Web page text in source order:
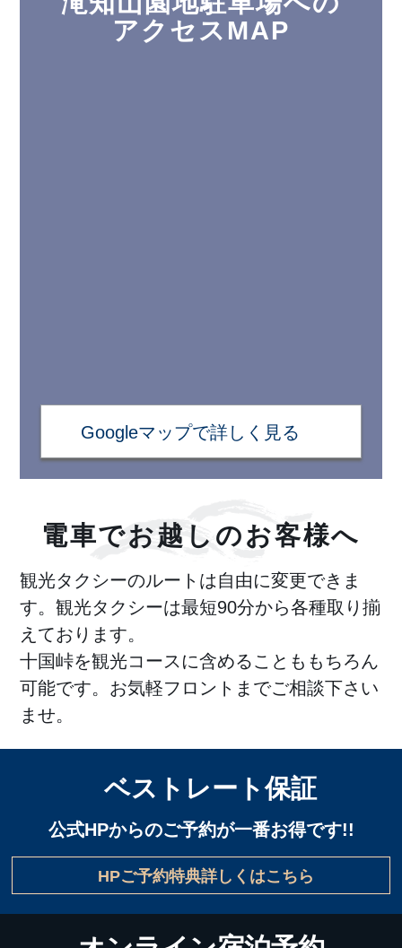
アクセスMAP
Googleマップで詳しく見る
電車でお越しのお客様へ
観光タクシーのルートは自由に変更できま
す。観光タクシーは最短90分から各種取り揃
えております。
十国峠を観光コースに含めることももちろん
可能です。お気軽フロントまでご相談下さい
ませ。
ベストレート保証
公式HPからのご予約が一番お得です!!
HPご予約特典詳しくはこちら